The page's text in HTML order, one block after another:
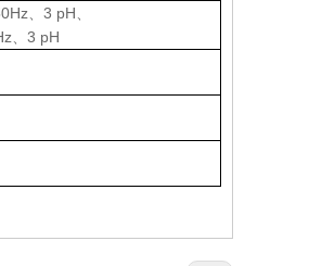
、3 pH、
、3 pH